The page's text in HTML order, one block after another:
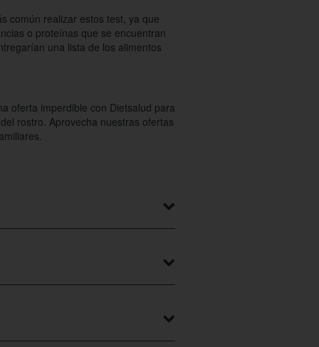
común realizar estos test, ya que
o proteínas que se encuentran
una lista de los alimentos
oferta imperdible con Dietsalud para
rostro. Aprovecha nuestras ofertas